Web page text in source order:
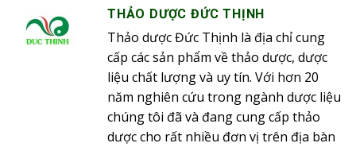
THẢO DƯỢC ĐỨC THỊNH
Thảo dược Đức Thịnh là địa chỉ cung
cấp các sản phẩm về thảo dược, dược
liệu chất lượng và uy tín. Với hơn 20
năm nghiên cứu trong ngành dược liệu
chúng tôi đã và đang cung cấp thảo
dược cho rất nhiều đơn vị trên địa bàn